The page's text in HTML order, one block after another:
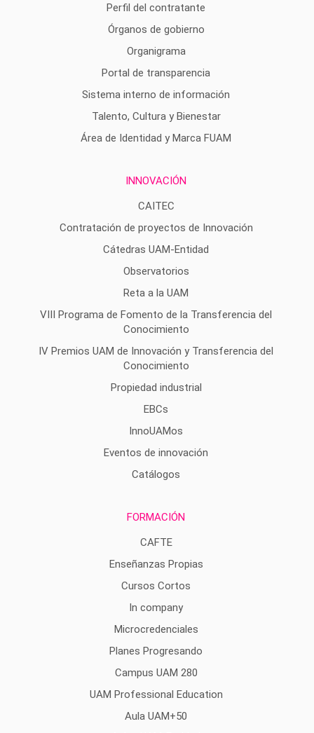
Perfil del contratante
Órganos de gobierno
Organigrama
Portal de transparencia
Sistema interno de información
Talento, Cultura y Bienestar
Área de Identidad y Marca FUAM
INNOVACIÓN
CAITEC
Contratación de proyectos de Innovación
Cátedras UAM-Entidad
Observatorios
Reta a la UAM
VIII Programa de Fomento de la Transferencia del
Conocimiento
IV Premios UAM de Innovación y Transferencia del
Conocimiento
Propiedad industrial
EBCs
InnoUAMos
Eventos de innovación
Catálogos
FORMACIÓN
CAFTE
Enseñanzas Propias
Cursos Cortos
In company
Microcredenciales
Planes Progresando
Campus UAM 280
UAM Professional Education
Aula UAM+50